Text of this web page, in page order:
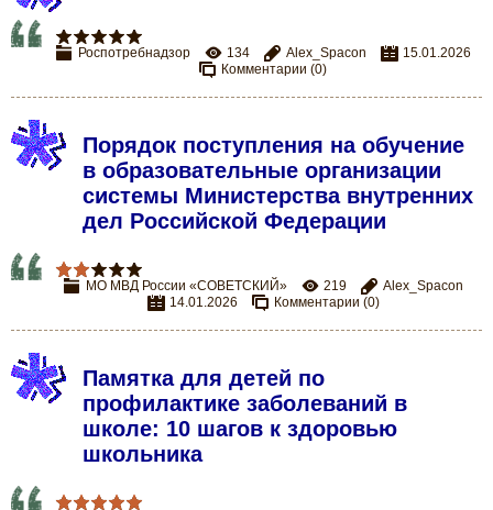
Роспотребнадзор 134 Alex_Spacon
15.01.2026
Комментарии (0)
Порядок поступления на обучение
в образовательные организации
системы Министерства внутренних
дел Российской Федерации
МО МВД России «СОВЕТСКИЙ» 219
Alex_Spacon
14.01.2026
Комментарии (0)
Памятка для детей по
профилактике заболеваний в
школе: 10 шагов к здоровью
школьника